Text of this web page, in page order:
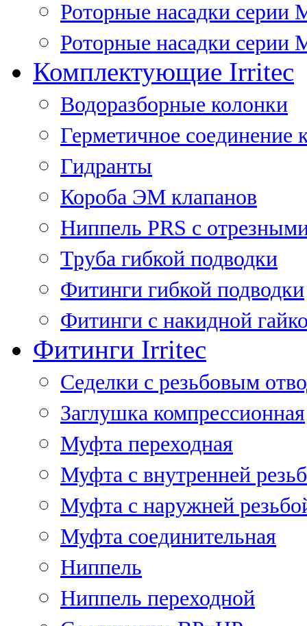
Роторные насадки серии
Роторные насадки серии
Комплектующие Irritec
Водоразборные колонки
Герметичное соединение
Гидранты
Короба ЭМ клапанов
Ниппель PRS с
Труба гибкой подводки
Фитинги гибкой подводки
Фитинги с накидной
Фитинги Irritec
Седелки с резьбовым
Заглушка компрессионная
Муфта переходная
Муфта с внутренней
Муфта с наружней
Муфта соединительная
Ниппель
Ниппель переходной